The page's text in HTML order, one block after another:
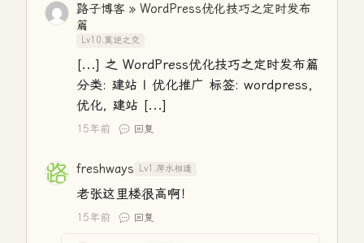
路子博客 » WordPress优化技巧之定时发布
篇
Lv10.莫逆之交
[...] 之 WordPress优化技巧之定时发布篇
分类: 建站 | 优化推广 标签: wordpress,
优化, 建站 [...]
15年前 回复
freshways Lv1.萍水相逢
老张这里楼很高啊！
15年前 回复